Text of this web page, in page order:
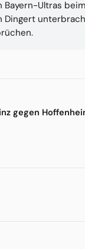
Ultras
gegen